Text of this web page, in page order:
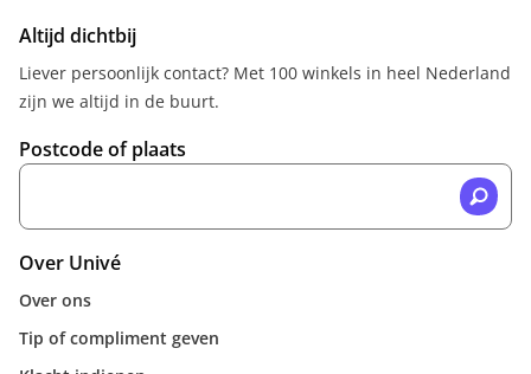
Altijd dichtbij
Liever persoonlijk contact? Met 100 winkels in heel Nederland
zijn we altijd in de buurt.
Postcode of plaats
Over Univé
Over ons
Tip of compliment geven